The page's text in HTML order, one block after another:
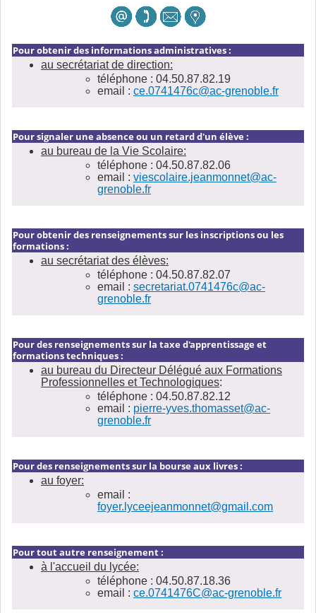
Pour obtenir des informations administratives :
au secrétariat de direction:
téléphone : 04.50.87.82.19
email : ce.0741476c@ac-grenoble.fr
Pour signaler une absence ou un retard d'un élève :
au bureau de la Vie Scolaire:
téléphone : 04.50.87.82.06
email : viescolaire.jeanmonnet@ac-
grenoble.fr
Pour obtenir des renseignements sur les inscriptions ou les
formations :
au secrétariat des élèves:
téléphone : 04.50.87.82.07
email : secretariat.0741476c@ac-
grenoble.fr
Pour des renseignements sur la taxe d'apprentissage et
formations techniques :
au bureau du Directeur Délégué aux Formations
Professionnelles et Technologiques:
téléphone : 04.50.87.82.12
email : pierre-yves.thomasset@ac-
grenoble.fr
Pour des renseignements sur la bourse aux livres :
au foyer:
email :
foyer.lyceejeanmonnet@gmail.com
Pour tout autre renseignement :
à l'accueil du lycée:
téléphone : 04.50.87.18.36
email : ce.0741476C@ac-grenoble.fr